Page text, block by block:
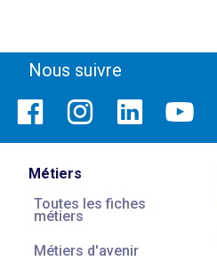
Nous suivre
Métiers
Toutes les fiches
métiers
Métiers d'avenir